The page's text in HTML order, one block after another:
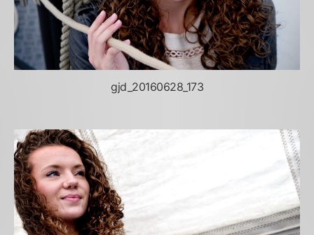
gjd_20160628_173